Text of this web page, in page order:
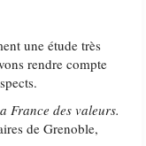
une étude très
rendre compte
France des valeurs.
de Grenoble,